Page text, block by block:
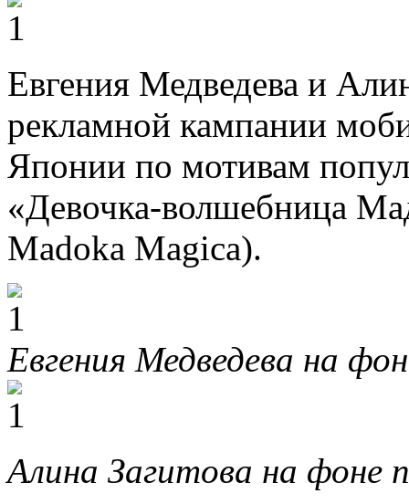
Евгения Медведева и
рекламной кампании
Японии по мотивам
«Девочка-волшебница
Madoka Magica).
Евгения Медведева на
Алина Загитова на фоне